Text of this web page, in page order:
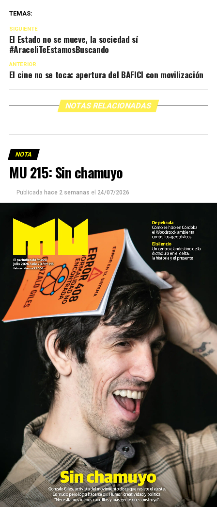
TEMAS:
SIGUIENTE
El Estado no se mueve, la sociedad sí
#AraceliTeEstamosBuscando
ANTERIOR
El cine no se toca: apertura del BAFICI con movilización
NOTAS RELACIONADAS
NOTA
MU 215: Sin chamuyo
Publicada hace 2 semanas el 24/07/2026